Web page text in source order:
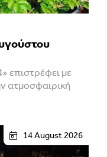
επιστρέφει με
ατμοσφαιρική
14 August 2026